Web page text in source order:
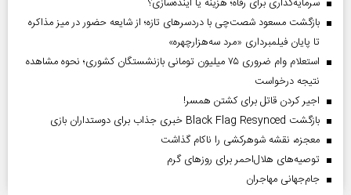
بازگشت مسعود شصت‌چی با دردسر‌های تازه؛ از شایعه حضور در میز مذاکره
تا پایان فیلمبرداری «مرد سه‌هزارچهره»
استعلام وام ضروری ۷۵ میلیون تومانی بازنشستگان کشوری؛ نحوه مشاهده
نتیجه درخواست
اجیر کردن قاتل برای کشتن همسر!
بازگشت Black Flag Resynced خبری جذاب برای دوستداران بازی
معجزه، نقشه شوهرکشی را ناکام گذاشت
توصیه‌های هلال‌احمر برای روز‌های گرم
جام‌جهانی مهاجران